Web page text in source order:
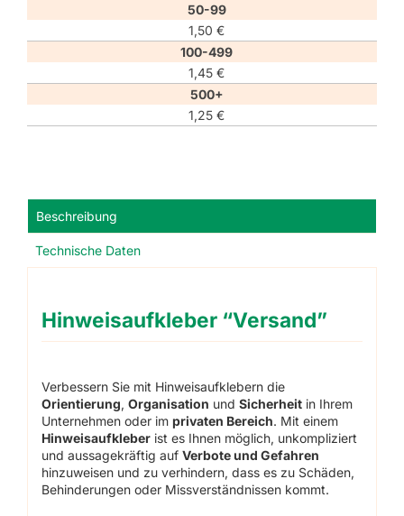
50-99
1,50 €
100-499
1,45 €
500+
1,25 €
Beschreibung
Technische Daten
Hinweisaufkleber “Versand”
Verbessern Sie mit Hinweisaufklebern die
Orientierung,Organisation undSicherheit in Ihrem
Unternehmen oder imprivaten Bereich. Mit einem
Hinweisaufkleber ist es Ihnen möglich, unkompliziert
und aussagekräftig aufVerbote und Gefahren
hinzuweisen und zu verhindern, dass es zu Schäden,
Behinderungen oder Missverständnissen kommt.